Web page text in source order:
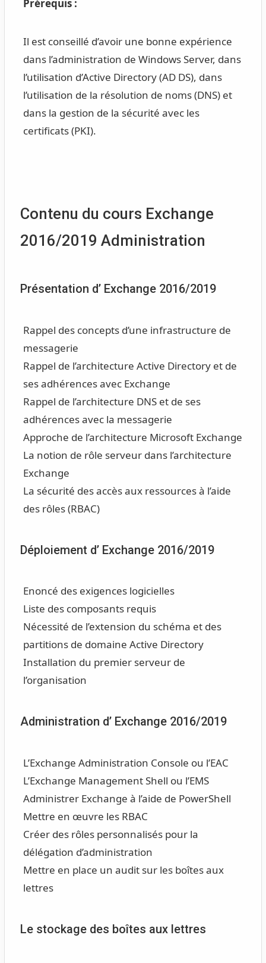
Prérequis :
Il est conseillé d’avoir une bonne expérience
dans l’administration de Windows Server, dans
l’utilisation d’Active Directory (AD DS), dans
l’utilisation de la résolution de noms (DNS) et
dans la gestion de la sécurité avec les
certificats (PKI).
Contenu du cours Exchange
2016/2019 Administration
Présentation d’ Exchange 2016/2019
Rappel des concepts d’une infrastructure de
messagerie
Rappel de l’architecture Active Directory et de
ses adhérences avec Exchange
Rappel de l’architecture DNS et de ses
adhérences avec la messagerie
Approche de l’architecture Microsoft Exchange
La notion de rôle serveur dans l’architecture
Exchange
La sécurité des accès aux ressources à l’aide
des rôles (RBAC)
Déploiement d’ Exchange 2016/2019
Enoncé des exigences logicielles
Liste des composants requis
Nécessité de l’extension du schéma et des
partitions de domaine Active Directory
Installation du premier serveur de
l’organisation
Administration d’ Exchange 2016/2019
L’Exchange Administration Console ou l’EAC
L’Exchange Management Shell ou l’EMS
Administrer Exchange à l’aide de PowerShell
Mettre en œuvre les RBAC
Créer des rôles personnalisés pour la
délégation d’administration
Mettre en place un audit sur les boîtes aux
lettres
Le stockage des boîtes aux lettres